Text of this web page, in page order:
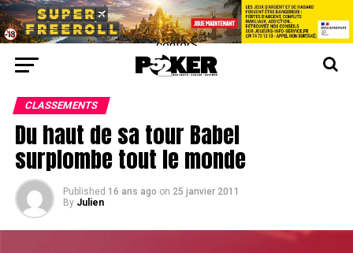
center>
CLASSEMENTS
Du haut de sa tour Babel
surplombe tout le monde
Published 16 ans ago on 25 janvier 2011
By Julien